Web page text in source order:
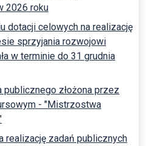
2026 roku
dotacji celowych na realizację
sprzyjania rozwojowi
w terminie do 31 grudnia
złożona przez
- "Mistrzostwa
realizację zadań publicznych